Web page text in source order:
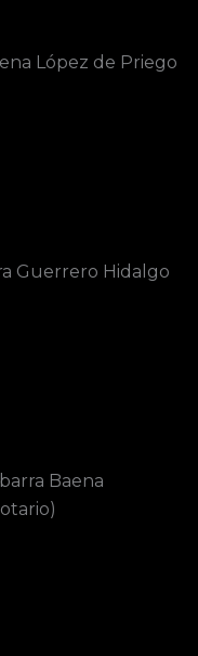
López de Priego
Guerrero Hidalgo
Baena